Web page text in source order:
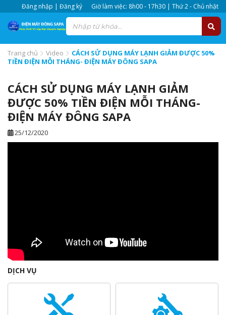
Đăng nhập | Đăng ký Giờ làm việc: 8h00 - 17h30 | Thứ 2 - Chủ nhật
Trang chủ Video
CÁCH SỬ DỤNG MÁY LẠNH GIẢM ĐƯỢC 50%
TIỀN ĐIỆN MỖI THÁNG- ĐIỆN MÁY ĐÔNG SAPA
CÁCH SỬ DỤNG MÁY LẠNH GIẢM
ĐƯỢC 50% TIỀN ĐIỆN MỖI THÁNG-
ĐIỆN MÁY ĐÔNG SAPA
25/12/2020
DỊCH VỤ